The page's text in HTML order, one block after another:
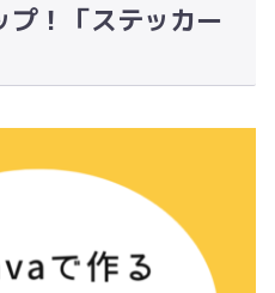
プ！「ステッカー